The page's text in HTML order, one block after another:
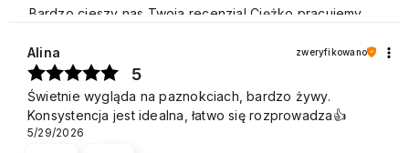
Bardzo cieszy nas Twoja recenzja! Ciężko pracujemy,
jesteśmy zadowoleni, że nam się udało. Mamy nadzieję,
że do nas wrócisz :) Pozdrawiamy
Alina zweryfikowano
5
Świetnie wygląda na paznokciach, bardzo żywy.
Konsystencja jest idealna, łatwo się rozprowadza👍️
5/29/2026